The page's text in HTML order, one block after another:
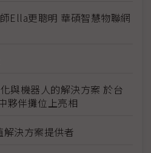
Ella更聰明 華碩智慧物聯網
與機器人的解決方案 於台
夥伴攤位上亮相
解決方案提供者